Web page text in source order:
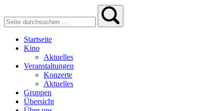
Startseite
Kino
Aktuelles
Veranstaltungen
Konzerte
Aktuelles
Gruppen
Übersicht